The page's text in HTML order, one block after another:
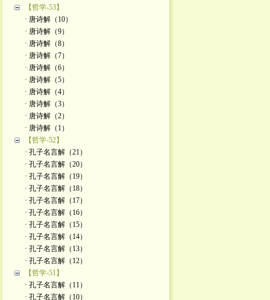
【哲学-53】
· 唐诗解（10）
· 唐诗解（9）
· 唐诗解（8）
· 唐诗解（7）
· 唐诗解（6）
· 唐诗解（5）
· 唐诗解（4）
· 唐诗解（3）
· 唐诗解（2）
· 唐诗解（1）
【哲学-52】
· 孔子名言解（21）
· 孔子名言解（20）
· 孔子名言解（19）
· 孔子名言解（18）
· 孔子名言解（17）
· 孔子名言解（16）
· 孔子名言解（15）
· 孔子名言解（14）
· 孔子名言解（13）
· 孔子名言解（12）
【哲学-51】
· 孔子名言解（11）
· 孔子名言解（10）